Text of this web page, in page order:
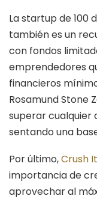
La startup de 100
también es un
con fondos
emprendedores
financieros
Rosamund Stone
superar cualquier
sentando una
Por último,Crush
importancia de
aprovechar al